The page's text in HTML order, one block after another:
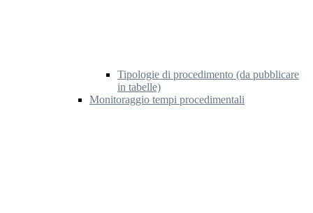
Tipologie di procedimento (da pubblicare
in tabelle)
Monitoraggio tempi procedimentali